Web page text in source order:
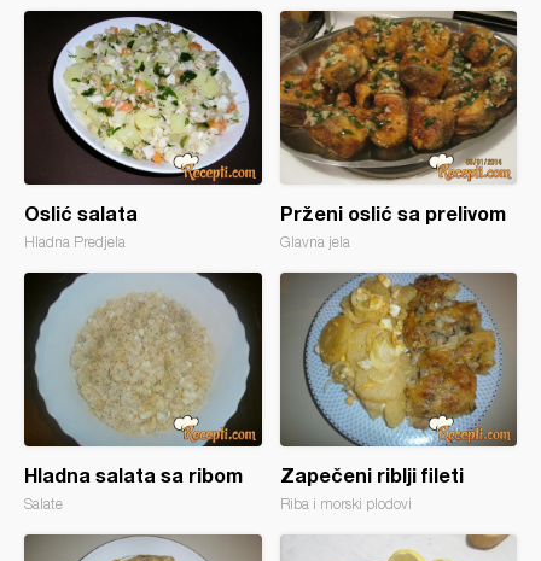
Oslić salata
Hladna Predjela
Prženi oslić sa prelivom
Glavna jela
Hladna salata sa ribom
Salate
Zapečeni riblji fileti
Riba i morski plodovi